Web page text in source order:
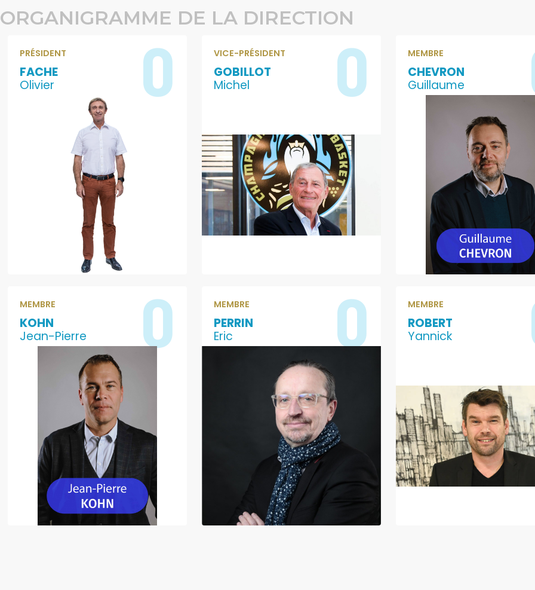
ORGANIGRAMME DE LA DIRECTION
PRÉSIDENT
FACHE
Olivier
0 VICE-PRÉSIDENT
GOBILLOT
Michel
0 MEMBRE
CHEVRON
Guillaume
MEMBRE
KOHN
Jean-Pierre
0 MEMBRE
PERRIN
Eric
0 MEMBRE
ROBERT
Yannick